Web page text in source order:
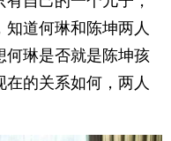
道何琳和陈坤两人
何琳是否就是陈坤孩
的关系如何，两人